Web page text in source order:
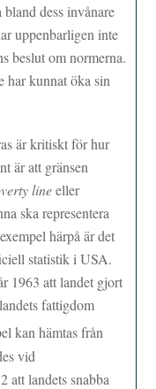
dess invånare
uppenbarligen inte
beslut om normerna.
har kunnat öka sin
är kritiskt för hur
är att gränsen
lineeller
ska representera
härpå är det
statistik i USA.
1963 att landet gjort
fattigdom
kan hämtas från
vid
att landets snabba